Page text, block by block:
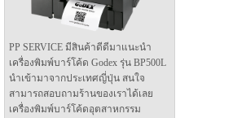
PP SERVICE มีสินค้าดีดีมาแนะนำ
เครื่องพิมพ์บาร์โค้ด Godex รุ่น BP500L
นำเข้ามาจากประเทศญี่ปุ่น สนใจ
สามารถสอบถามร้านของเราได้เลย
เครื่องพิมพ์บาร์โค้ดอุตสาหกรรม